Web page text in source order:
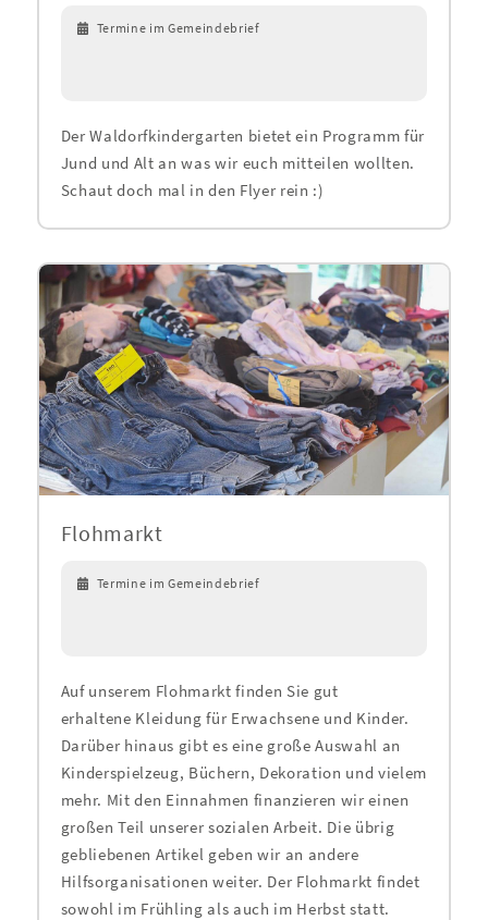
Termine im Gemeindebrief
Der Waldorfkindergarten bietet ein Programm für
Jund und Alt an was wir euch mitteilen wollten.
Schaut doch mal in den Flyer rein :)
Flohmarkt
Termine im Gemeindebrief
Auf unserem Flohmarkt finden Sie gut
erhaltene Kleidung für Erwachsene und Kinder.
Darüber hinaus gibt es eine große Auswahl an
Kinderspielzeug, Büchern, Dekoration und vielem
mehr. Mit den Einnahmen finanzieren wir einen
großen Teil unserer sozialen Arbeit. Die übrig
gebliebenen Artikel geben wir an andere
Hilfsorganisationen weiter. Der Flohmarkt findet
sowohl im Frühling als auch im Herbst statt.